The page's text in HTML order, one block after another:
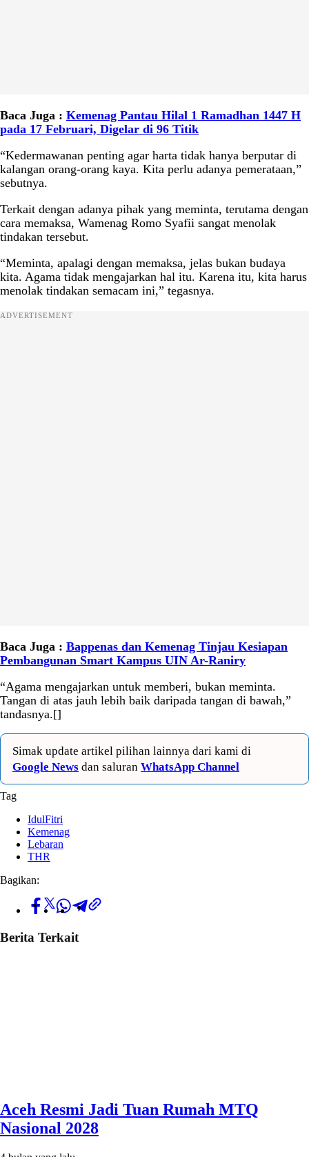
Baca Juga : Kemenag Pantau Hilal 1 Ramadhan 1447 H
pada 17 Februari, Digelar di 96 Titik
“Kedermawanan penting agar harta tidak hanya berputar di
kalangan orang-orang kaya. Kita perlu adanya pemerataan,”
sebutnya.
Terkait dengan adanya pihak yang meminta, terutama dengan
cara memaksa, Wamenag Romo Syafii sangat menolak
tindakan tersebut.
“Meminta, apalagi dengan memaksa, jelas bukan budaya
kita. Agama tidak mengajarkan hal itu. Karena itu, kita harus
menolak tindakan semacam ini,” tegasnya.
ADVERTISEMENT
Baca Juga : Bappenas dan Kemenag Tinjau Kesiapan
Pembangunan Smart Kampus UIN Ar-Raniry
“Agama mengajarkan untuk memberi, bukan meminta.
Tangan di atas jauh lebih baik daripada tangan di bawah,”
tandasnya.[]
Simak update artikel pilihan lainnya dari kami di
Google News dan saluran WhatsApp Channel
Tag
IdulFitri
Kemenag
Lebaran
THR
Bagikan:
Berita Terkait
Aceh Resmi Jadi Tuan Rumah MTQ
Nasional 2028